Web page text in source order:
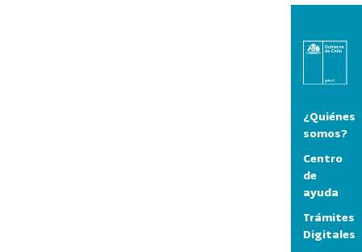
¿Quiénes
somos?
Centro
de
ayuda
Trámites
Digitales